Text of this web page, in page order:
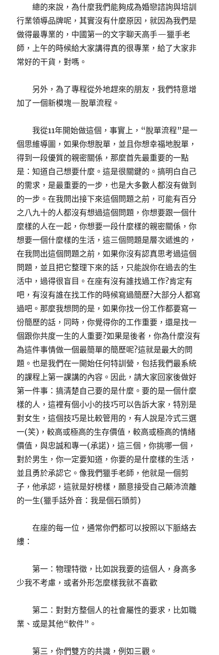
總的來說，為什麼我們能夠成為婚戀諮詢與培訓
行業領導品牌呢，其實沒有什麼原因，就因為我們是
做得最專業的，中國第一的文字聊天高手—獵手老
師，上午的時候給大家講得真的很專業，給了大家非
常好的干貨，對嗎。
另外，為了專程從外地趕來的朋友，我們特意增
加了一個新模塊—脫單流程。
我從11年開始做這個，事實上，“脫單流程”是一
個思維導圖，如果你想脫單，並且你想幸福地脫單，
得到一段優質的親密關係，那麼首先最重要的一點
是：知道自己想要什麼。這是很關鍵的。搞明白自己
的需求，是最重要的一步，也是大多數人都沒有做到
的一步。在我問出接下來這個問題之前，可能有百分
之八九十的人都沒有想過這個問題，你想要跟一個什
麼樣的人在一起，你想要一段什麼樣的親密關係，你
想要一個什麼樣的生活，這三個問題是層次遞進的，
在我問出這個問題之前，如果你沒有認真思考過這個
問題，並且把它整理下來的話，只能說你在過去的生
活中，過得很盲目。在座有沒有誰找過工作?肯定有
吧，有沒有誰在找工作的時候寫過簡歷?大部分人都寫
過吧。那麼我想問的是，如果你找一份工作都要寫一
份簡歷的話，同時，你覺得你的工作重要，還是找一
個跟你共度一生的人重要?如果是後者，你為什麼沒有
為這件事情做一個最簡單的簡歷呢?這就是最大的問
題。也是我們在一開始任何特訓營，包括我們最系統
的課程上第一課講的內容。因此，請大家回家後做好
第一件事：搞清楚自己要的是什麼。要的是一個什麼
樣的人，這裡有個小小的技巧可以告訴大家，特別是
對女生，這個技巧是比較管用的，有人說是冷式三選
一(笑)，較高或極高的生存價值，較高或極高的情緒
價值，與忠誠和專一(承諾)，這三個，你挑哪一個，
對於男生，你一定要知道，你要的是什麼樣的生活，
並且勇於承認它。像我們獵手老師，他就是一個剪
子，他承認，這就是好榜樣，願意接受自己顛沛流離
的一生(獵手話外音：我是個石頭剪)
在座的每一位，通常你們都可以按照以下脈絡去
縷：
第一：物理特徵，比如說我要的這個人，身高多
少我不考慮，或者外形怎麼樣我就不喜歡
第二：對對方整個人的社會屬性的要求，比如職
業、或是其他“軟件”。
第三，你們雙方的共識，例如三觀。